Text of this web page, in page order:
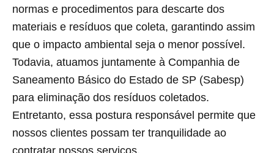
normas e procedimentos para descarte dos
materiais e resíduos que coleta, garantindo assim
que o impacto ambiental seja o menor possível.
Todavia, atuamos juntamente à Companhia de
Saneamento Básico do Estado de SP (Sabesp)
para eliminação dos resíduos coletados.
Entretanto, essa postura responsável permite que
nossos clientes possam ter tranquilidade ao